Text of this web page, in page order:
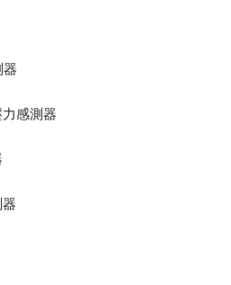
器
感測器